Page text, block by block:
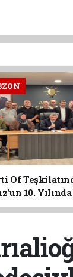
Of
10.